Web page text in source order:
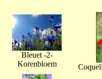
Bleuet -2-
Korenbloem